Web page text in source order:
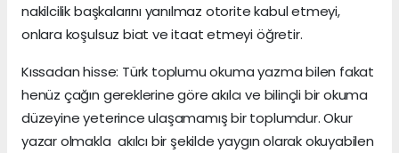
nakilcilik başkalarını yanılmaz otorite kabul etmeyi,
onlara koşulsuz biat ve itaat etmeyi öğretir.
Kıssadan hisse: Türk toplumu okuma yazma bilen fakat
henüz çağın gereklerine göre akılcı ve bilinçli bir okuma
düzeyine yeterince ulaşamamış bir toplumdur. Okur
yazar olmakla akılcı bir şekilde yaygın olarak okuyabilen